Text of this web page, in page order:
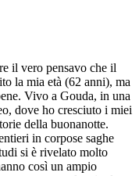
il vero pensavo che il
la mia età (62 anni), ma
Vivo a Gouda, in una
dove ho cresciuto i miei
della buonanotte.
in corpose saghe
si è rivelato molto
così un ampio